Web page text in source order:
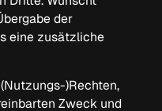
der
eine zusätzliche
)Rechten,
Zweck und